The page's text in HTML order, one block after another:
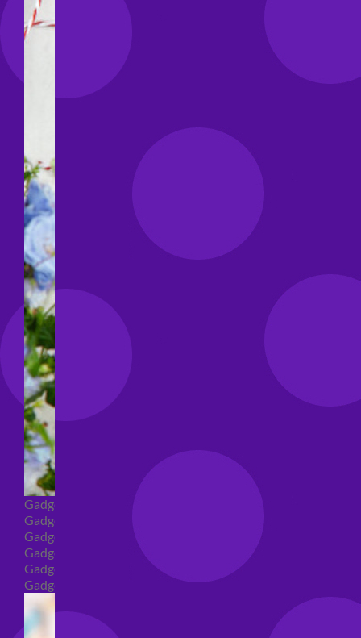
Gadget
Gadget addio al nubilato
Gadget Laurea
Gadget addio al celibato
Gadget per compleanno
Gadget generici